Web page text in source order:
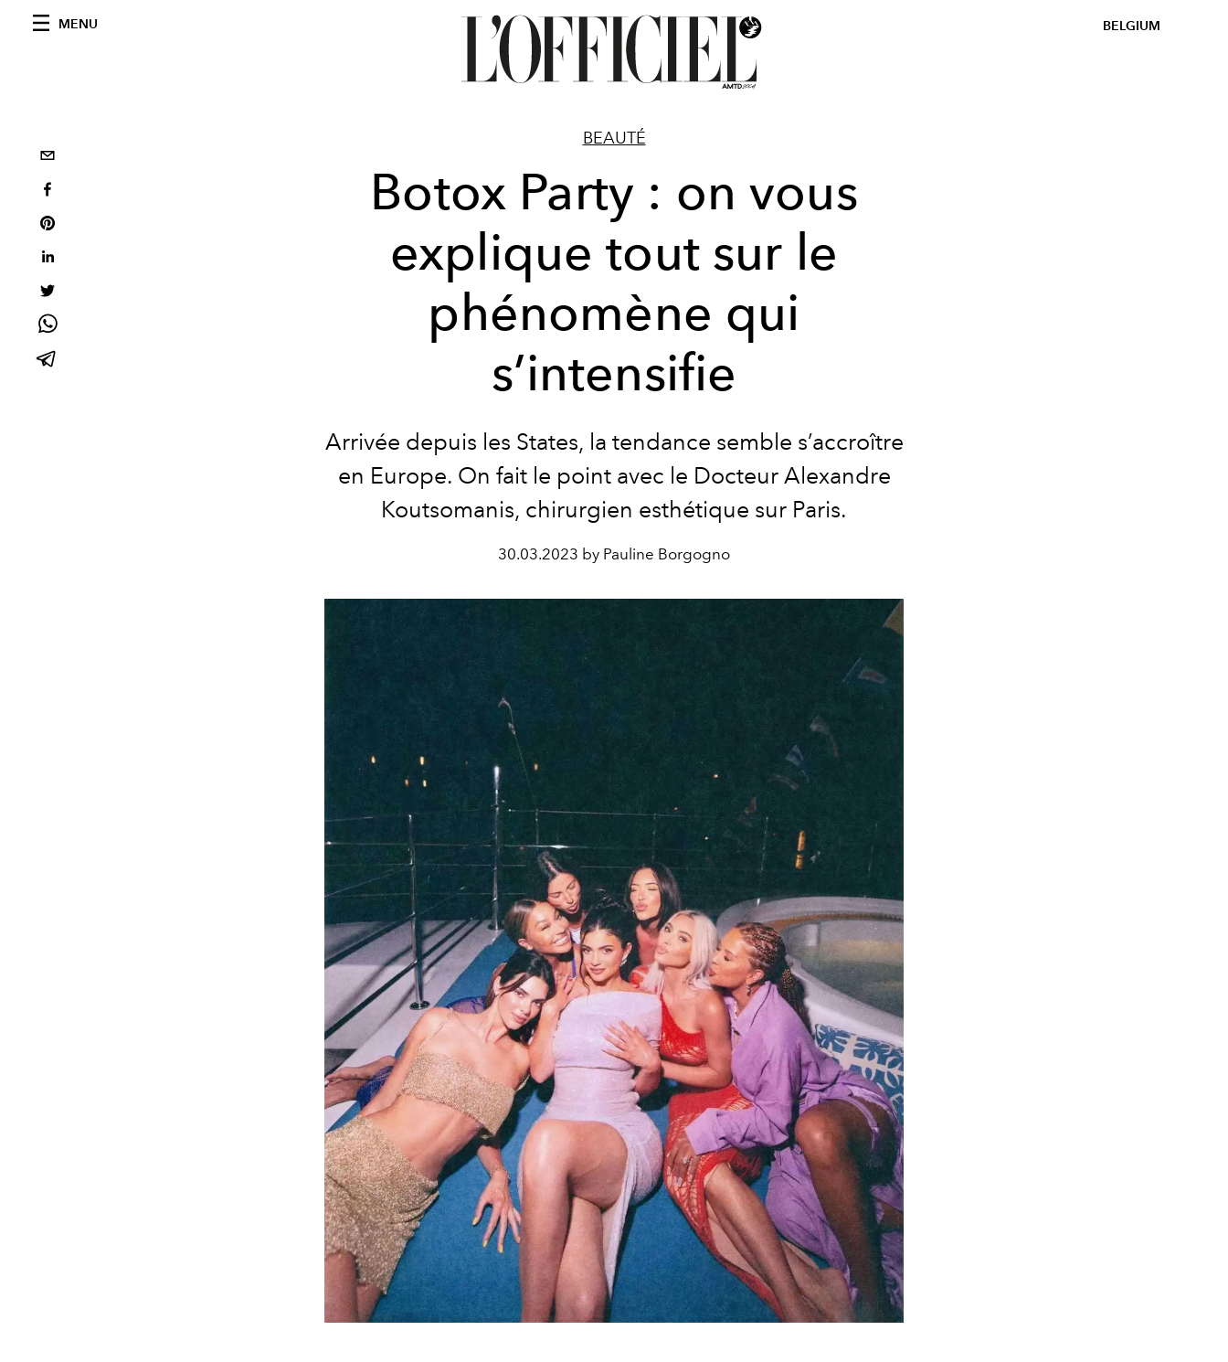
MENU BELGIUM
BEAUTÉ
Botox Party : on vous
explique tout sur le
phénomène qui
s’intensifie
Arrivée depuis les States, la tendance semble s’accroître
en Europe. On fait le point avec le Docteur Alexandre
Koutsomanis, chirurgien esthétique sur Paris.
30.03.2023 by Pauline Borgogno